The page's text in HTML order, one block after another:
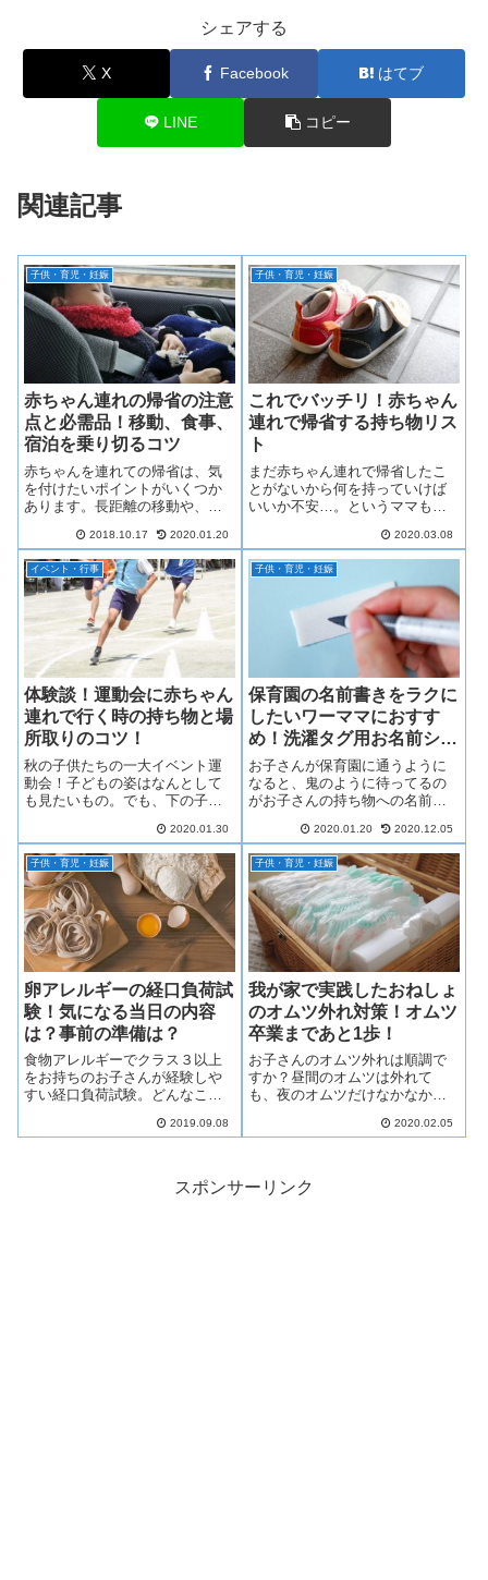
シェアする
X Facebook はてブ
LINE コピー
関連記事
子供・育児・妊娠
赤ちゃん連れの帰省の注意
点と必需品！移動、食事、
宿泊を乗り切るコツ
赤ちゃんを連れての帰省は、気
を付けたいポイントがいくつか
あります。長距離の移動や、い
い場所での連泊が少しでも“楽し
く”そして“快適に”過ごせるよう
に、シーン別に分かりやすくご
紹介していきます。是非、参考
にしてみてください。
2018.10.17 2020.01.20
子供・育児・妊娠
これでバッチリ！赤ちゃん
連れで帰省する持ち物リス
ト
まだ赤ちゃん連れで帰省したこ
とがないから何を持っていけば
いいか不安…。というママも多
れで帰省するときの持ち物につ
いてまとめました！小さなお子
さんを持つお母さんはぜひ参考
にしてください。
2020.03.08
イベント・行事
体験談！運動会に赤ちゃん
連れで行く時の持ち物と場
所取りのコツ！
秋の子供たちの一大イベント運
動会！子どもの姿はなんとして
も見たいもの。でも、下の子そ
ちゃいけないとき不安ですよ
ね。今回は、赤ちゃん連れで運
動会の応援に行く時用のオスス
メな持物を９つ紹介します。
2020.01.30
子供・育児・妊娠
保育園の名前書きをラクに
したいワーママにおすす
め！洗濯タグ用お名前シー
ル！
お子さんが保育園に通うように
なると、鬼のように待ってるの
がお子さんの持ち物への名前書
くことは必須なので、衣類やタ
オル・ハンカチ等々全てに名前
を書かないといけないのですが
大変ですよね。そんな名前書き
からのストレスから解放してく
れる商品を見つけちゃいました
ので、紹介します。
2020.01.20 2020.12.05
子供・育児・妊娠
卵アレルギーの経口負荷試
験！気になる当日の内容
は？事前の準備は？
食物アレルギーでクラス３以上
をお持ちのお子さんが経験しや
すい経口負荷試験。どんなこと
なりますよね。そこで、実際に
2019.09.08
子供・育児・妊娠
我が家で実践したおねしょ
のオムツ外れ対策！オムツ
卒業まであと1歩！
お子さんのオムツ外れは順調で
すか？昼間のオムツは外れて
も、夜のオムツだけなかなか外
っと多いのではないでしょう
ツ外れ」について紹介します。
2020.02.05
スポンサーリンク